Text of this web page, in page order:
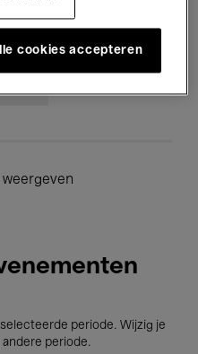
Palace
periode. Wijzig je
periode.
cookies accepteren